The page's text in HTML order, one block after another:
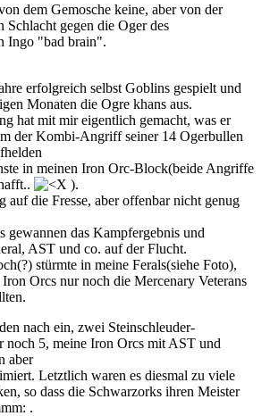
dem Gemosche keine, aber von der
Schlacht gegen die Oger des
Ingo "bad brain".
erfolgreich selbst Goblins gespielt und
Monaten die Ogre khans aus.
hat mit mir eigentlich gemacht, was er
der Kombi-Angriff seiner 14 Ogerbullen
in meinen Iron Orc-Block(beide Angriffe
).
auf die Fresse, aber offenbar nicht genug
gewannen das Kampfergebnis und
AST und co. auf der Flucht.
stürmte in meine Ferals(siehe Foto),
Orcs nur noch die Mercenary Veterans
nach ein, zwei Steinschleuder-
noch 5, meine Iron Orcs mit AST und
aber
Letztlich waren es diesmal zu viele
so dass die Schwarzorks ihren Meister
.